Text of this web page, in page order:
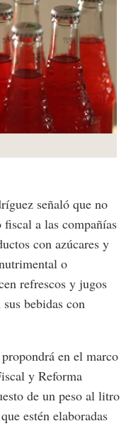
señaló que no
a las compañías
con azúcares y
o
refrescos y jugos
bebidas con
en el marco
y Reforma
de un peso al litro
estén elaboradas